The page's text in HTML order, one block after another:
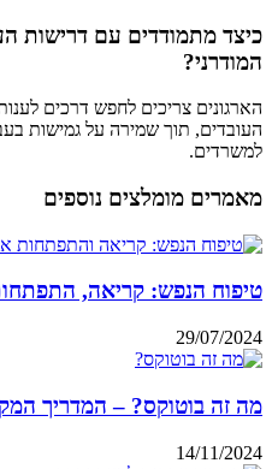
כיצד מתמודדים עם דרישות
המודרני?
הארגונים צריכים לחפש דרכים
העובדים, תוך שמירה על גמישות
למשרדים.
מאמרים מומלצים נוספים
טיפוח הנפש: קריאה,
29/07/2024
מה זה בוטוקס? – המדריך
14/11/2024